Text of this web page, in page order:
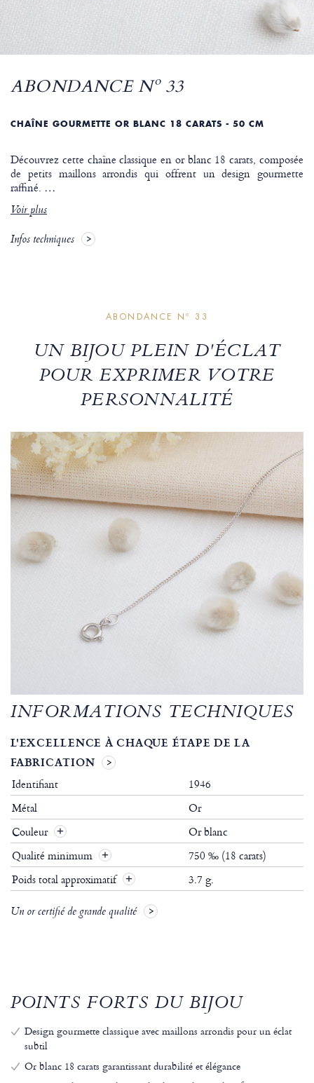
ABONDANCE Nº 33
CHAÎNE GOURMETTE OR BLANC 18 CARATS - 50 CM
Découvrez cette chaîne classique en or blanc 18 carats, composée
de petits maillons arrondis qui offrent un design gourmette
raffiné. …
Voir plus
Infos techniques
ABONDANCE Nº 33
UN BIJOU PLEIN D'ÉCLAT
POUR EXPRIMER VOTRE
PERSONNALITÉ
INFORMATIONS TECHNIQUES
L'EXCELLENCE À CHAQUE ÉTAPE DE LA
FABRICATION
Identifiant
1946
Métal
Or
Couleur
Or blanc
Qualité minimum
750 ‰ (18 carats)
Poids total approximatif
3.7 g.
Un or certifié de grande qualité
POINTS FORTS DU BIJOU
Design gourmette classique avec maillons arrondis pour un éclat
subtil
Or blanc 18 carats garantissant durabilité et élégance